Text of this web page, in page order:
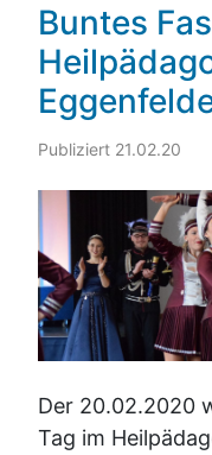
Buntes
Publiziert 21.02.20
Der 20.02.2020
Tag im